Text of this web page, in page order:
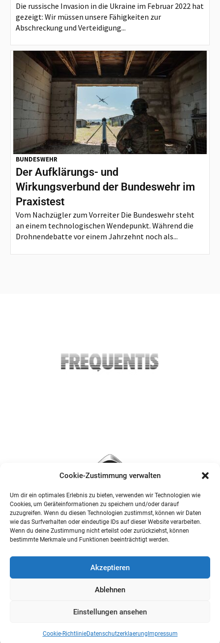
Cookie-Zustimmung verwalten
Um dir ein optimales Erlebnis zu bieten, verwenden wir Technologien wie
Cookies, um Geräteinformationen zu speichern und/oder darauf
zuzugreifen. Wenn du diesen Technologien zustimmst, können wir Daten
wie das Surfverhalten oder eindeutige IDs auf dieser Website verarbeiten.
Wenn du deine Zustimmung nicht erteilst oder zurückziehst, können
bestimmte Merkmale und Funktionen beeinträchtigt werden.
Akzeptieren
Ablehnen
Einstellungen ansehen
Cookie-RichtlinieDatenschutzerklaerung Impressum
Die russische Invasion in die Ukraine im Februar 2022 hat
gezeigt: Wir müssen unsere Fähigkeiten zur
Abschreckung und Verteidigung...
BUNDESWEHR
Der Aufklärungs- und
Wirkungsverbund der Bundeswehr im
Praxistest
Vom Nachzügler zum Vorreiter Die Bundeswehr steht
an einem technologischen Wendepunkt. Während die
Drohnendebatte vor einem Jahrzehnt noch als...